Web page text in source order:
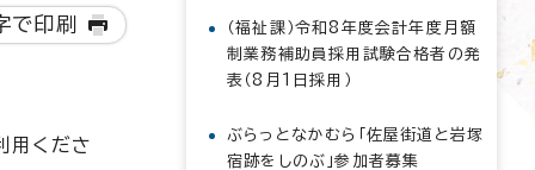
で印刷
用くださ
（福祉課）令和8年度会計年度月額
制業務補助員採用試験合格者の発
表（8月1日採用）
ぶらっとなかむら「佐屋街道と岩塚
宿跡をしのぶ」参加者募集